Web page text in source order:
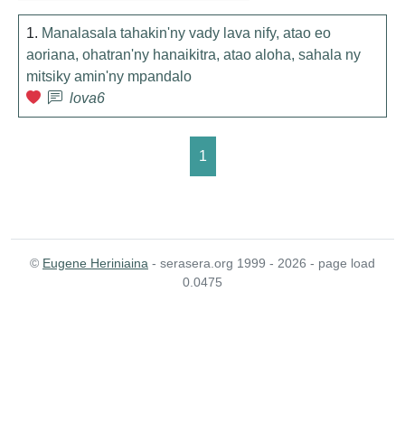
1. Manalasala tahakin'ny vady lava nify, atao eo
aoriana, ohatran'ny hanaikitra, atao aloha, sahala ny
mitsiky amin'ny mpandalo
lova6
1
© Eugene Heriniaina - serasera.org 1999 - 2026 - page load
0.0475